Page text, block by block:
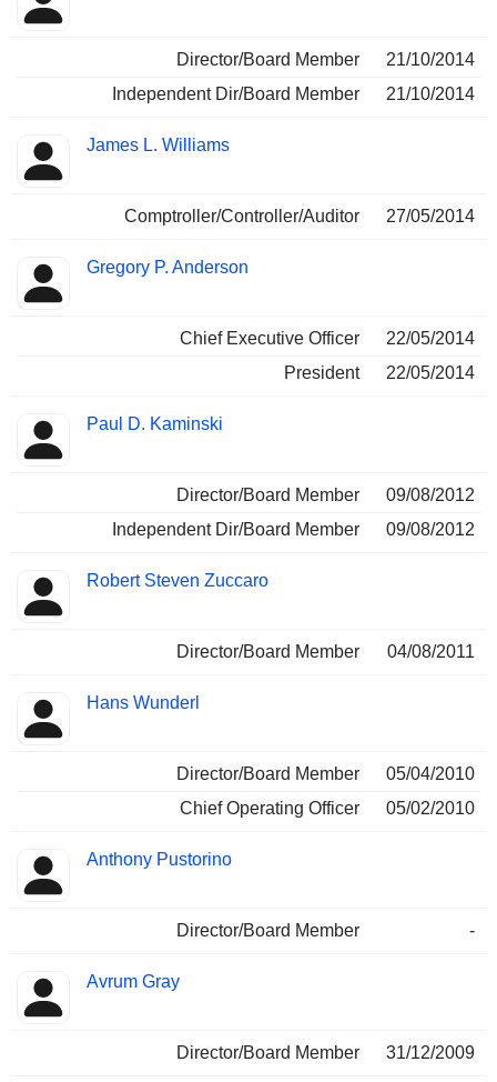
Director/Board Member
21/10/2014
Independent Dir/Board Member
21/10/2014
James L. Williams
Comptroller/Controller/Auditor 27/05/2014
Gregory P. Anderson
Chief Executive Officer
22/05/2014
President
22/05/2014
Paul D. Kaminski
Director/Board Member
09/08/2012
Independent Dir/Board Member
09/08/2012
Robert Steven Zuccaro
Director/Board Member 04/08/2011
Hans Wunderl
Director/Board Member
05/04/2010
Chief Operating Officer
05/02/2010
Anthony Pustorino
Director/Board Member -
Avrum Gray
Director/Board Member 31/12/2009